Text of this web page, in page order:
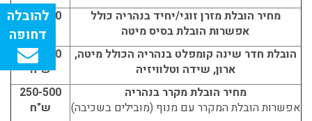
מחיר הובלת מזרן זוגי/יחיד בנהריה כולל
אפשרות הובלת בסיס מיטה
250-380
ש"ח
הובלת חדר שינה קומפלט בנהריה הכולל מיטה,
ארון, שידה וטלוויזיה
300-580
ש"ח
מחיר הובלת מקרר בנהריה
אפשרות הובלת המקרר עם מנוף (מובילים בשכיבה)
250-500
ש"ח